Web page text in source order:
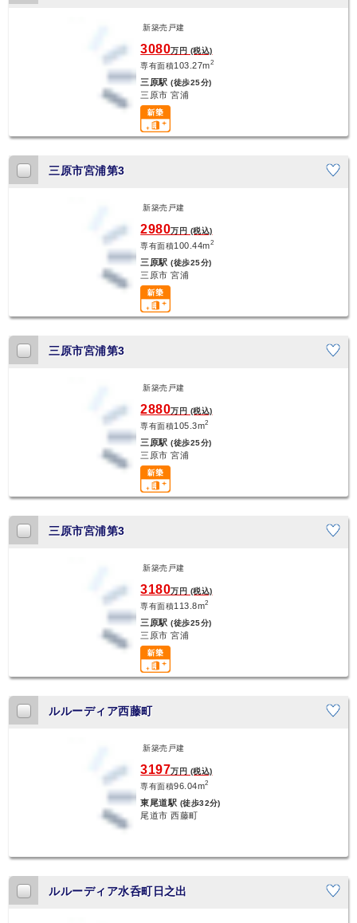
新築売戸建
3080万円 (税込)
専有面積103.27m2
三原駅(徒歩25分)
三原市 宮浦
三原市宮浦第3
新築売戸建
2980万円 (税込)
専有面積100.44m2
三原駅(徒歩25分)
三原市 宮浦
三原市宮浦第3
新築売戸建
2880万円 (税込)
専有面積105.3m2
三原駅(徒歩25分)
三原市 宮浦
三原市宮浦第3
新築売戸建
3180万円 (税込)
専有面積113.8m2
三原駅(徒歩25分)
三原市 宮浦
ルルーディア西藤町
新築売戸建
3197万円 (税込)
専有面積96.04m2
東尾道駅 (徒歩32分)
尾道市 西藤町
ルルーディア水呑町日之出